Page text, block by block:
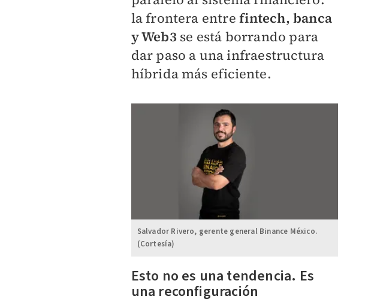
la frontera entre fintech, banca
y Web3 se está borrando para
dar paso a una infraestructura
híbrida más eficiente.
Salvador Rivero, gerente general Binance México.
(Cortesía)
Esto no es una tendencia. Es
una reconfiguración